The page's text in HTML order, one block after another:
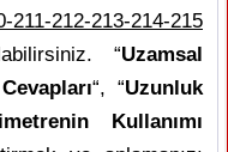
211-212-213-214-215
“Uzamsal
“, “Uzunluk
Kullanımı